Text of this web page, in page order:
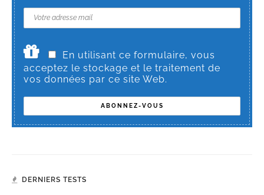
En utilisant ce formulaire, vous
acceptez le stockage et le traitement de
vos données par ce site Web.
DERNIERS TESTS